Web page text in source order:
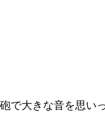
で大きな音を思い